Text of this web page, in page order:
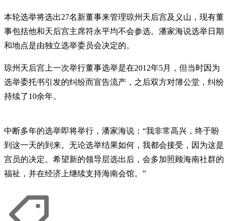
本轮选举将选出27名新董事来管理琼州天后宫及义山，现有董
事包括他和天后宫主席符永平均不会参选。潘家海说选举日期
和地点是由独立选举委员会决定的。
琼州天后宫上一次举行董事选举是在2012年5月，但当时因为
选举委托书引发的纠纷而宣告流产，之后双方对簿公堂，纠纷
持续了10余年。
中断多年的选举即将举行，潘家海说：“我非常高兴，终于盼
到这一天的到来。无论选举结果如何，我都会接受，因为这是
宫员的决定。希望新的领导层选出后，会多加照顾海南社群的
福祉，并在经济上继续支持海南会馆。”